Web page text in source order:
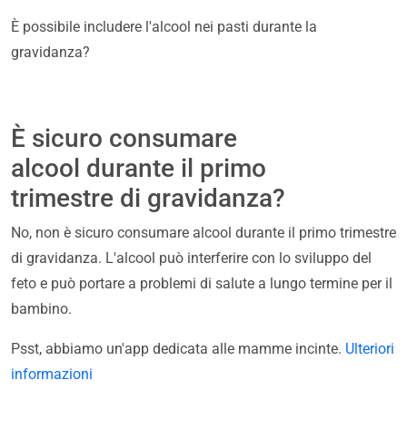
È possibile includere l'alcool nei pasti durante la
gravidanza?
È sicuro consumare
alcool durante il primo
trimestre di gravidanza?
No, non è sicuro consumare alcool durante il primo trimestre
di gravidanza. L'alcool può interferire con lo sviluppo del
feto e può portare a problemi di salute a lungo termine per il
bambino.
Psst, abbiamo un'app dedicata alle mamme incinte. Ulteriori
informazioni